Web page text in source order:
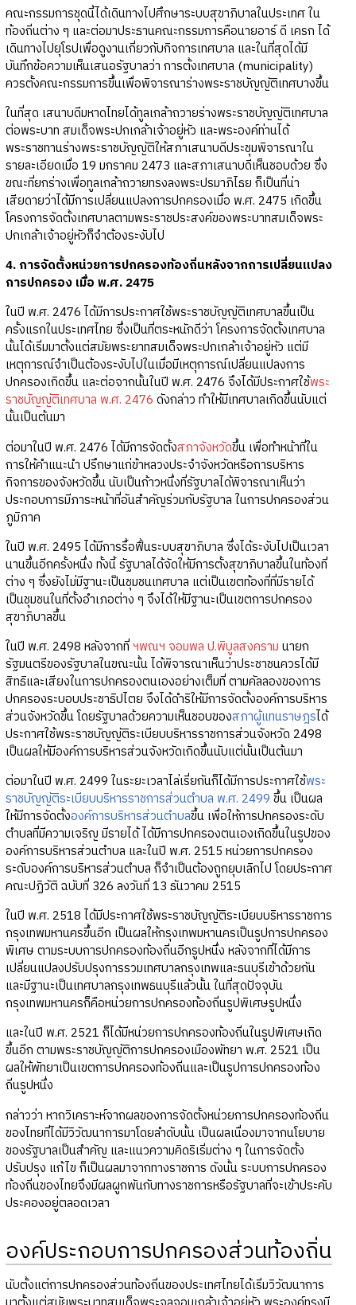
คณะกรรมการชุดนี้ได้เดินทางไปศึกษาระบบสุขาภิบาลในประเทศ ใน
ท้องถิ่นต่าง ๆ และต่อมาประธานคณะกรรมการคือนายอาร์ ดี เครก ได้
เดินทางไปยุโรปเพื่อดูงานเกี่ยวกับกิจการเทศบาล และในที่สุดได้มี
บันทึกข้อความเห็นเสนอรัฐบาลว่า การตั้งเทศบาล (municipality)
ควรตั้งคณะกรรมการขึ้นเพื่อพิจารณาร่างพระราชบัญญัติเทศบางขึ้น
ในที่สุด เสนาบดีมหาดไทยได้ทูลเกล้าถวายร่างพระราชบัญญัติเทศบาล
ต่อพระบาท สมเด็จพระปกเกล้าเจ้าอยู่หัว และพระองค์ท่านได้
พระราชทานร่างพระราชบัญญัติให้สภาเสนาบดีประชุมพิจารณาใน
รายละเอียดเมื่อ 19 มกราคม 2473 และสภาเสนาบดีเห็นชอบด้วย ซึ่ง
ขณะที่ยกร่างเพื่อทูลเกล้าถวายทรงลงพระปรมาภิไธย ก็เป็นที่น่า
เสียดายว่าได้มีการเปลี่ยนแปลงการปกครองเมื่อ พ.ศ. 2475 เกิดขึ้น
โครงการจัดตั้งเทศบาลตามพระราชประสงค์ของพระบาทสมเด็จพระ
ปกเกล้าเจ้าอยู่หัวก็จำต้องระงับไป
4. การจัดตั้งหน่วยการปกครองท้องถิ่นหลังจากการเปลี่ยนแปลง
การปกครอง เมื่อ พ.ศ. 2475
ในปี พ.ศ. 2476 ได้มีการประกาศใช้พระราชบัญญัติเทศบาลขึ้นเป็น
ครั้งแรกในประเทศไทย ซึ่งเป็นที่ตระหนักดีว่า โครงการจัดตั้งเทศบาล
นั้นได้เริ่มมาตั้งแต่สมัยพระยาทสมเด็จพระปกเกล้าเจ้าอยู่หัว แต่มี
เหตุการณ์จำเป็นต้องระงับไปในเมื่อมีเหตุการณ์เปลี่ยนแปลงการ
ปกครองเกิดขึ้น และต่อจากนั้นในปี พ.ศ. 2476 จึงได้มีประกาศใช้พระ
ราชบัญญัติเทศบาล พ.ศ. 2476 ดังกล่าว ทำให้มีเทศบาลเกิดขึ้นนับแต่
นั้นเป็นต้นมา
ต่อมาในปี พ.ศ. 2476 ได้มีการจัดตั้งสภาจังหวัดขึ้น เพื่อทำหน้าที่ใน
การให้คำแนะนำ ปรึกษาแก่ข้าหลวงประจำจังหวัดหรือการบริหาร
กิจการของจังหวัดขึ้น นับเป็นก้าวหนึ่งที่รัฐบาลได้พิจารณาเห็นว่า
ประกอบการมีภาระหน้าที่อันสำคัญร่วมกับรัฐบาล ในการปกครองส่วน
ภูมิภาค
ในปี พ.ศ. 2495 ได้มีการรื้อฟื้นระบบสุขาภิบาล ซึ่งได้ระงับไปเป็นเวลา
นานขึ้นอีกครั้งหนึ่ง ทั้งนี้ รัฐบาลได้จัดให้มีการตั้งสุขาภิบาลขึ้นในท้องที่
ต่าง ๆ ซึ่งยังไม่มีฐานะเป็นชุมชนเทศบาล แต่เป็นเขตท้องที่ที่มีรายได้
เป็นชุมชนในที่ตั้งอำเภอต่าง ๆ จึงได้ให้มีฐานะเป็นเขตการปกครอง
สุขาภิบาลขึ้น
ในปี พ.ศ. 2498 หลังจากที่ฯพณฯ จอมพล ป.พิบูลสงคราม นายก
รัฐมนตรีของรัฐบาลในขณะนั้น ได้พิจารณาเห็นว่าประชาชนควรได้มี
สิทธิและเสียงในการปกครองตนเองอย่างเต็มที่ ตามคัลลองของการ
ปกครองระบอบประชาธิปไตย จึงได้ดำริให้มีการจัดตั้งองค์การบริหาร
ส่วนจังหวัดขึ้น โดยรัฐบาลด้วยความเห็นชอบของสภาผู้แทนราษฎรได้
ประกาศใช้พระราชบัญญัติระเบียบบริหารราชการส่วนจังหวัด 2498
เป็นผลให้มีองค์การบริหารส่วนจังหวัดเกิดขึ้นนับแต่นั้นเป็นต้นมา
ต่อมาในปี พ.ศ. 2499 ในระยะเวลาไล่เรี่ยกันก็ได้มีการประกาศใช้พระ
ราชบัญญัติระเบียบบริหารราชการส่วนตำบล พ.ศ. 2499 ขึ้น เป็นผล
ให้มีการจัดตั้งองค์การบริหารส่วนตำบลขึ้น เพื่อให้การปกครองระดับ
ตำบลที่มีความเจริญ มีรายได้ ได้มีการปกครองตนเองเกิดขึ้นในรูปของ
องค์การบริหารส่วนตำบล และในปี พ.ศ. 2515 หน่วยการปกครอง
ระดับองค์การบริหารส่วนตำบล ก็จำเป็นต้องถูกยุบเลิกไป โดยประกาศ
คณะปฏิวัติ ฉบับที่ 326 ลงวันที่ 13 ธันวาคม 2515
ในปี พ.ศ. 2518 ได้มีประกาศใช้พระราชบัญญัติระเบียบบริหารราชการ
กรุงเทพมหานครขึ้นอีก เป็นผลให้กรุงเทพมหานครเป็นรูปการปกครอง
พิเศษ ตามระบบการปกครองท้องถิ่นอีกรูปหนึ่ง หลังจากที่ได้มีการ
เปลี่ยนแปลงปรับปรุงการรวมเทศบาลกรุงเทพและธนบุรีเข้าด้วยกัน
และมีฐานะเป็นเทศบาลกรุงเทพธนบุรีแล้วนั้น ในที่สุดปัจจุบัน
กรุงเทพมหานครก็คือหน่วยการปกครองท้องถิ่นรูปพิเศษรูปหนึ่ง
และในปี พ.ศ. 2521 ก็ได้มีหน่วยการปกครองท้องถิ่นในรูปพิเศษเกิด
ขึ้นอีก ตามพระราชบัญญัติการปกครองเมืองพัทยา พ.ศ. 2521 เป็น
ผลให้พัทยาเป็นเขตการปกครองท้องถิ่นและเป็นรูปการปกครองท้อง
ถิ่นรูปหนึ่ง
กล่าวว่า หากวิเคราะห์จากผลของการจัดตั้งหน่วยการปกครองท้องถิ่น
ของไทยที่ได้มีวิวัฒนาการมาโดยลำดับนั้น เป็นผลเนื่องมาจากนโยบาย
ของรัฐบาลเป็นสำคัญ และแนวความคิดริเริ่มต่าง ๆ ในการจัดตั้ง
ปรับปรุง แก้ไข ก็เป็นผลมาจากทางราชการ ดังนั้น ระบบการปกครอง
ท้องถิ่นของไทยจึงมีผลผูกพันกับทางราชการหรือรัฐบาลที่จะเข้าประคับ
ประคองอยู่ตลอดเวลา
องค์ประกอบการปกครองส่วนท้องถิ่น
นับตั้งแต่การปกครองส่วนท้องถิ่นของประเทศไทยได้เริ่มวิวัฒนาการ